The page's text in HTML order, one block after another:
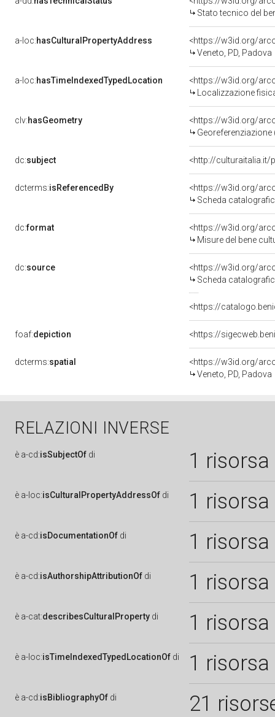
Stato tecnico del
a-loc:hasCulturalPropertyAddress
<https://w3id.org/
Veneto, PD, Padova
a-loc:hasTimeIndexedTypedLocation
<https://w3id.org/
Localizzazione
clv:hasGeometry
<https://w3id.org/
dc:subject <http://culturaitalia.it/
dcterms:isReferencedBy
<https://w3id.org/
Scheda
dc:format
<https://w3id.org/
Misure del bene
dc:source
<https://w3id.org/
Scheda
<https://
foaf:depiction <https://
dcterms:spatial
<https://w3id.org/
Veneto, PD, Padova
RELAZIONI INVERSE
è a-cd:isSubjectOf di 1 risorsa
è a-loc:isCulturalPropertyAddressOf di 1 risorsa
è a-cd:isDocumentationOf di 1 risorsa
è a-cd:isAuthorshipAttributionOf di 1 risorsa
è a-cat:describesCulturalProperty di 1 risorsa
è a-loc:isTimeIndexedTypedLocationOf di 1 risorsa
è a-cd:isBibliographyOf di 21